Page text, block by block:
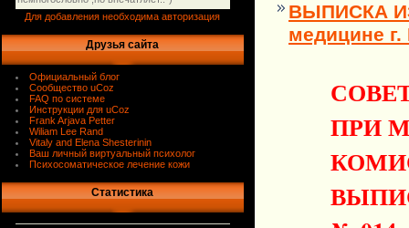
Для добавления необходима авторизация
Друзья сайта
Официальный блог
Сообщество uCoz
FAQ по системе
Инструкции для uCoz
Frank Arjava Petter
Wiliam Lee Rand
Vitaly and Elena Shesterinin
Ваш личный виртуальный психолог
Психосоматическое лечение кожи
Статистика
ВЫПИСКА
медицине
ПРИ